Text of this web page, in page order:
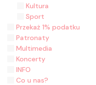
Kultura
Sport
Przekaż 1% podatku
Patronaty
Multimedia
Koncerty
INFO
Co u nas?